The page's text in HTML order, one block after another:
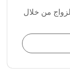
من خلال